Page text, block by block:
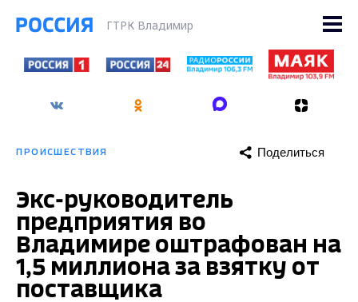
ГТРК Владимир
ПРОИСШЕСТВИЯ Поделиться
Экс-руководитель
предприятия во
Владимире оштрафован на
1,5 миллиона за взятку от
поставщика